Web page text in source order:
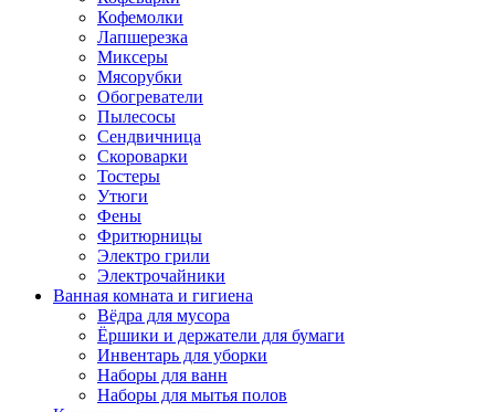
Кофемолки
Лапшерезка
Миксеры
Мясорубки
Обогреватели
Пылесосы
Сендвичница
Скороварки
Тостеры
Утюги
Фены
Фритюрницы
Электро грили
Электрочайники
Ванная комната и гигиена
Вёдра для мусора
Ёршики и держатели для бумаги
Инвентарь для уборки
Наборы для ванн
Наборы для мытья полов